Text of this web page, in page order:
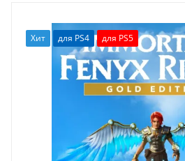
Хит для PS4 для PS5